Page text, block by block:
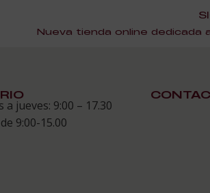
Nueva tienda online dedicada
a jueves: 9:00 – 17.30
9:00-15.00